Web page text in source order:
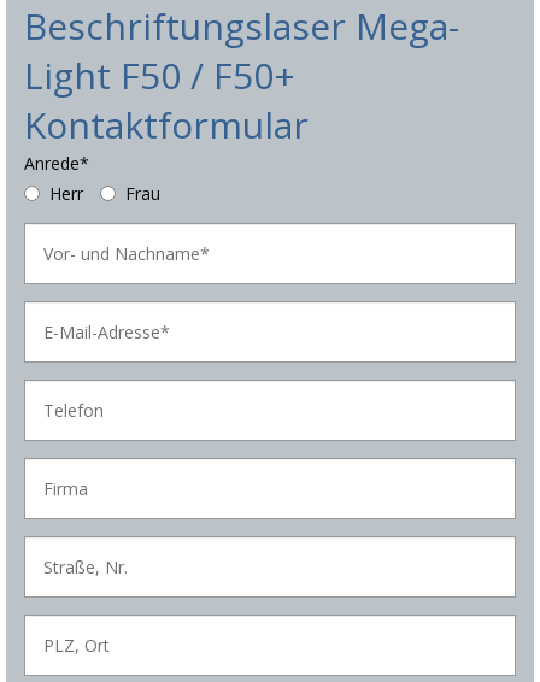
Beschriftungslaser Mega-
Light F50 / F50+
Kontaktformular
Anrede*
Herr
Frau